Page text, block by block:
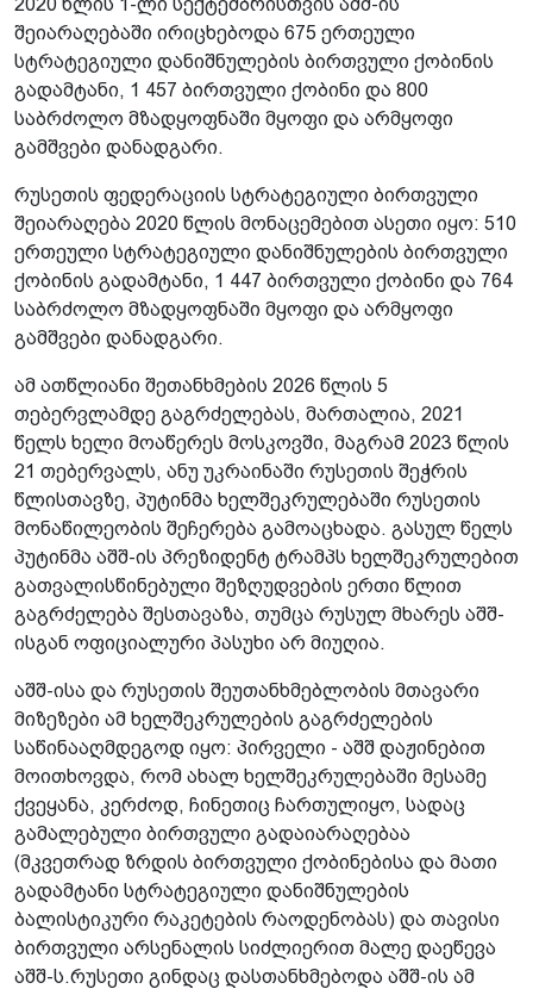
2020 წლის 1-ლი სექტემბრისთვის აშშ-ის
შეიარაღებაში ირიცხებოდა 675 ერთეული
სტრატეგიული დანიშნულების ბირთვული ქობინის
გადამტანი, 1 457 ბირთვული ქობინი და 800
საბრძოლო მზადყოფნაში მყოფი და არმყოფი
გამშვები დანადგარი.
რუსეთის ფედერაციის სტრატეგიული ბირთვული
შეიარაღება 2020 წლის მონაცემებით ასეთი იყო: 510
ერთეული სტრატეგიული დანიშნულების ბირთვული
ქობინის გადამტანი, 1 447 ბირთვული ქობინი და 764
საბრძოლო მზადყოფნაში მყოფი და არმყოფი
გამშვები დანადგარი.
ამ ათწლიანი შეთანხმების 2026 წლის 5
თებერვლამდე გაგრძელებას, მართალია, 2021
წელს ხელი მოაწერეს მოსკოვში, მაგრამ 2023 წლის
21 თებერვალს, ანუ უკრაინაში რუსეთის შეჭრის
წლისთავზე, პუტინმა ხელშეკრულებაში რუსეთის
მონაწილეობის შეჩერება გამოაცხადა. გასულ წელს
პუტინმა აშშ-ის პრეზიდენტ ტრამპს ხელშეკრულებით
გათვალისწინებული შეზღუდვების ერთი წლით
გაგრძელება შესთავაზა, თუმცა რუსულ მხარეს აშშ-
ისგან ოფიციალური პასუხი არ მიუღია.
აშშ-ისა და რუსეთის შეუთანხმებლობის მთავარი
მიზეზები ამ ხელშეკრულების გაგრძელების
საწინააღმდეგოდ იყო: პირველი - აშშ დაჟინებით
მოითხოვდა, რომ ახალ ხელშეკრულებაში მესამე
ქვეყანა, კერძოდ, ჩინეთიც ჩართულიყო, სადაც
გამალებული ბირთვული გადაიარაღებაა
(მკვეთრად ზრდის ბირთვული ქობინებისა და მათი
გადამტანი სტრატეგიული დანიშნულების
ბალისტიკური რაკეტების რაოდენობას) და თავისი
ბირთვული არსენალის სიძლიერით მალე დაეწევა
აშშ-ს.რუსეთი გინდაც დასთანხმებოდა აშშ-ის ამ